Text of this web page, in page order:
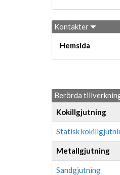
Kontakter
Hemsida
Berörda
Kokillgjutning
Statisk
Metallgjutning
Sandgjutning